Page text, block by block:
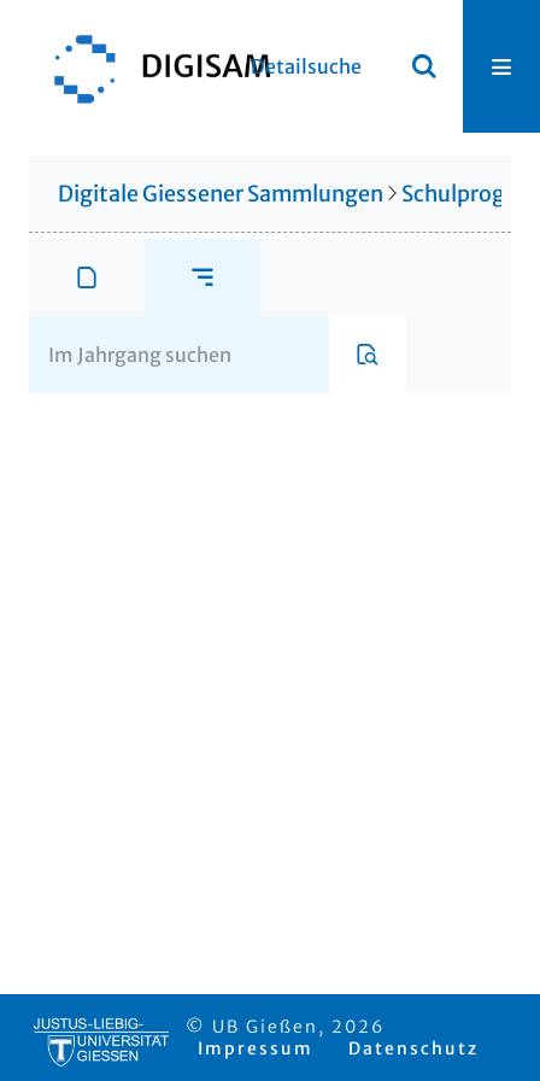
Detailsuche
Digitale Giessener Sammlungen
© UB Gießen, 2026
Impressum
Datenschutz